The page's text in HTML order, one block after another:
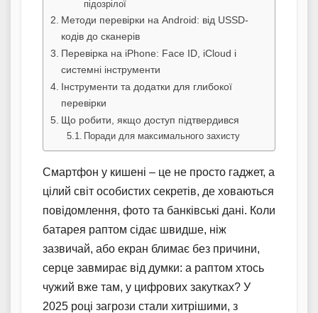
підозрілої
Методи перевірки на Android: від USSD-
кодів до сканерів
Перевірка на iPhone: Face ID, iCloud і
системні інструменти
Інструменти та додатки для глибокої
перевірки
Що робити, якщо доступ підтвердився
Поради для максимального захисту
Смартфон у кишені – це не просто гаджет, а
цілий світ особистих секретів, де ховаються
повідомлення, фото та банківські дані. Коли
батарея раптом сідає швидше, ніж
зазвичай, або екран блимає без причини,
серце завмирає від думки: а раптом хтось
чужий вже там, у цифрових закутках? У
2025 році загрози стали хитрішими, з